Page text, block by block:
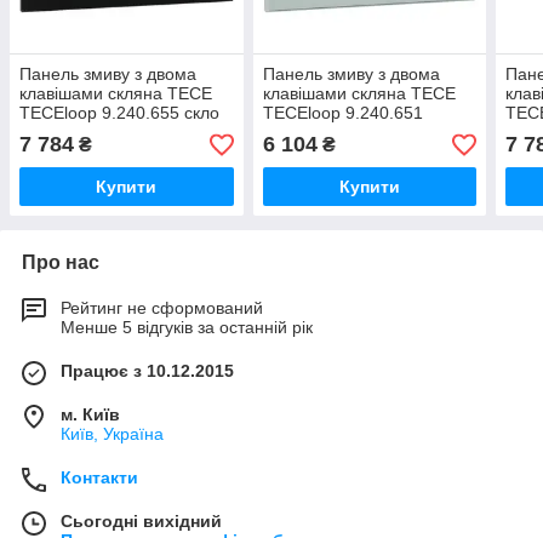
Панель змиву з двома
клавішами скляна TECE
TECEloop 9.240.655 скло
чорне, клавіші хром
матовий
7 784 ₴
Купити
Панель змиву з двома
клавішами скляна TECE
TECEloop 9.240.651
зелене скло, клавіші білі
6 104₴
Купити
7
Про нас
Рейтинг не сформований
Менше 5 відгуків за останній рік
Працює з 10.12.2015
м. Київ
Київ, Україна
Контакти
Сьогодні вихідний